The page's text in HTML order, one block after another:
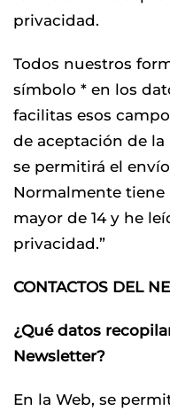
privacidad.
Todos nuestros
símbolo * en los
facilitas esos
de aceptación de
se permitirá el
Normalmente tiene
mayor de 14 y he
privacidad.”
CONTACTOS DEL
¿Qué datos
Newsletter?
En la Web, se